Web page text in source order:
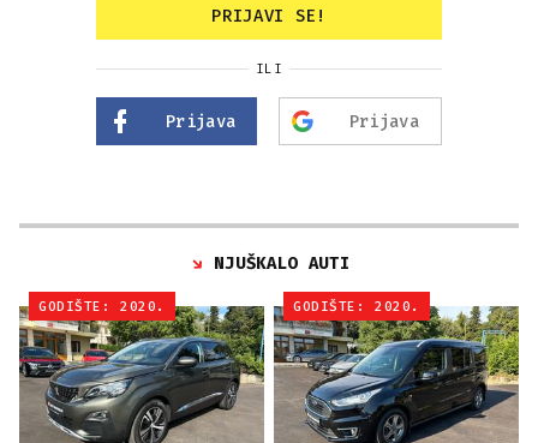
PRIJAVI SE!
ILI
Prijava Prijava
NJUŠKALO AUTI
GODIŠTE: 2020. GODIŠTE: 2020.